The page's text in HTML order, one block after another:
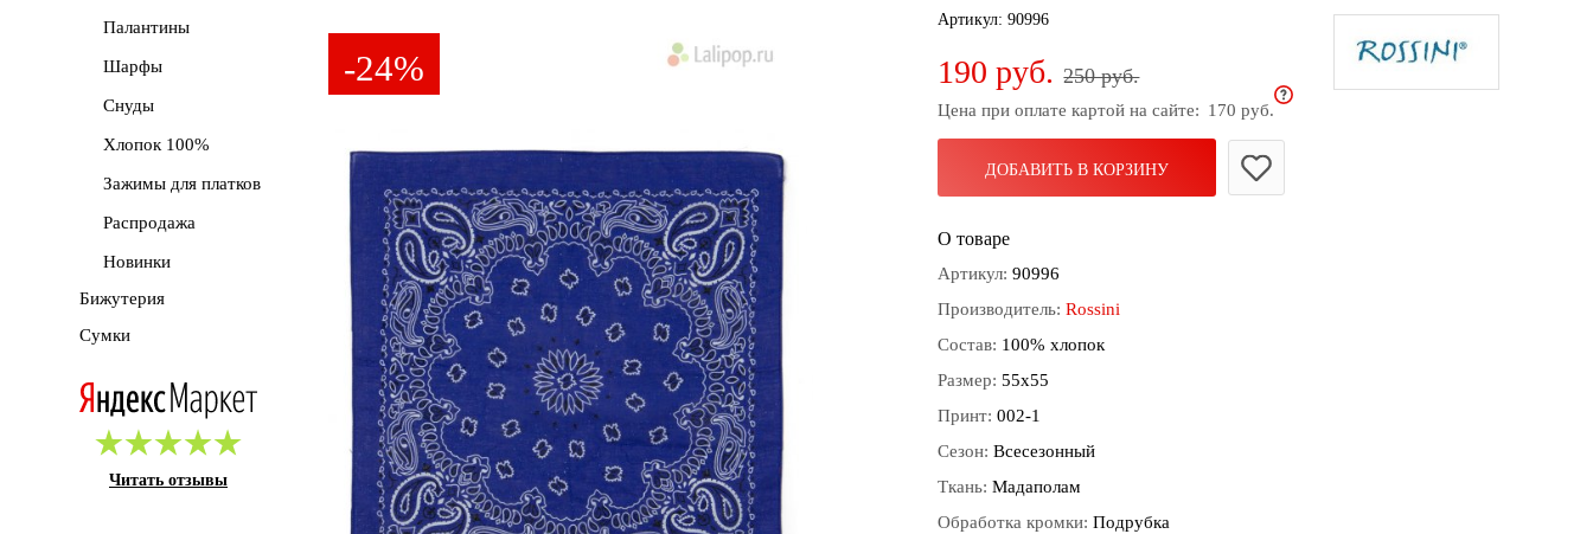
Палантины
Шарфы
Снуды
Хлопок 100%
Зажимы для платков
Распродажа
Новинки
Бижутерия
Сумки
Читать отзывы
-24%
Артикул: 90996
190 руб. 250 руб.
Цена при оплате картой на сайте: 170 руб.
ДОБАВИТЬ В КОРЗИНУ
О товаре
Артикул: 90996
Производитель: Rossini
Состав: 100% хлопок
Размер: 55х55
Принт: 002-1
Сезон: Всесезонный
Ткань: Мадаполам
Обработка кромки: Подрубка